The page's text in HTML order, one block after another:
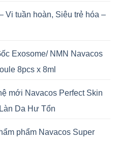
Vi tuần hoàn, Siêu trẻ hóa –
Exosome/ NMN Navacos
8pcs x 8ml
mới Navacos Perfect Skin
Da Hư Tổn
phẩm Navacos Super